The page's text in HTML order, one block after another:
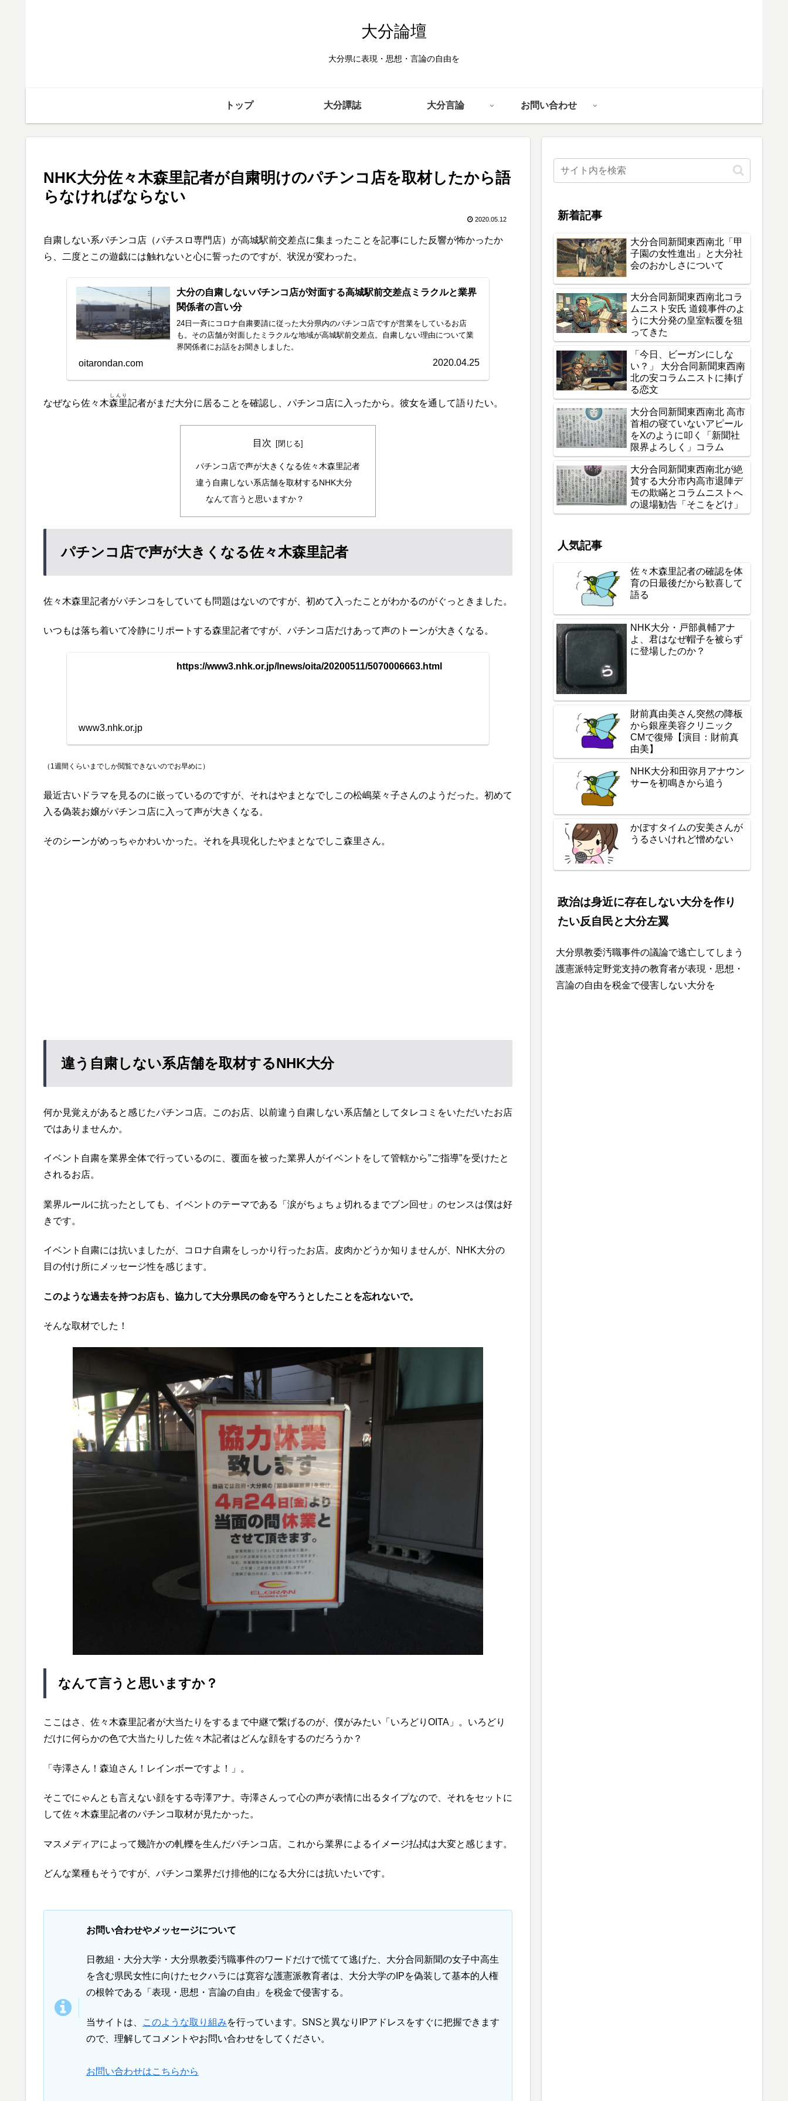
大分論壇
大分県に表現・思想・言論の自由を
トップ 大分譚誌 大分言論 お問い合わせ
NHK大分佐々木森里記者が自粛明けのパチンコ店を取材したから語
らなければならない
2020.05.12
自粛しない系パチンコ店（パチスロ専門店）が高城駅前交差点に集まったことを記事にした反響が怖かったか
ら、二度とこの遊戯には触れないと心に誓ったのですが、状況が変わった。
大分の自粛しないパチンコ店が対面する高城駅前交差点ミラクルと業界
関係者の言い分
24日一斉にコロナ自粛要請に従った大分県内のパチンコ店ですが営業をしているお店
も。その店舗が対面したミラクルな地域が高城駅前交差点。自粛しない理由について業
界関係者にお話をお聞きしました。
oitarondan.com 2020.04.25
なぜなら佐々木森里
しんり
記者がまだ大分に居ることを確認し、パチンコ店に入ったから。彼女を通して語りたい。
目次
パチンコ店で声が大きくなる佐々木森里記者
違う自粛しない系店舗を取材するNHK大分
なんて言うと思いますか？
パチンコ店で声が大きくなる佐々木森里記者
佐々木森里記者がパチンコをしていても問題はないのですが、初めて入ったことがわかるのがぐっときました。
いつもは落ち着いて冷静にリポートする森里記者ですが、パチンコ店だけあって声のトーンが大きくなる。
https://www3.nhk.or.jp/lnews/oita/20200511/5070006663.html
www3.nhk.or.jp
（1週間くらいまでしか閲覧できないのでお早めに）
最近古いドラマを見るのに嵌っているのですが、それはやまとなでしこの松嶋菜々子さんのようだった。初めて
入る偽装お嬢がパチンコ店に入って声が大きくなる。
そのシーンがめっちゃかわいかった。それを具現化したやまとなでしこ森里さん。
違う自粛しない系店舗を取材するNHK大分
何か見覚えがあると感じたパチンコ店。このお店、以前違う自粛しない系店舗としてタレコミをいただいたお店
ではありませんか。
イベント自粛を業界全体で行っているのに、覆面を被った業界人がイベントをして管轄から”ご指導”を受けたと
されるお店。
業界ルールに抗ったとしても、イベントのテーマである「涙がちょちょ切れるまでブン回せ」のセンスは僕は好
きです。
イベント自粛には抗いましたが、コロナ自粛をしっかり行ったお店。皮肉かどうか知りませんが、NHK大分の
目の付け所にメッセージ性を感じます。
このような過去を持つお店も、協力して大分県民の命を守ろうとしたことを忘れないで。
そんな取材でした！
なんて言うと思いますか？
ここはさ、佐々木森里記者が大当たりをするまで中継で繋げるのが、僕がみたい「いろどりOITA」。いろどり
だけに何らかの色で大当たりした佐々木記者はどんな顔をするのだろうか？
「寺澤さん！森迫さん！レインボーですよ！」。
そこでにゃんとも言えない顔をする寺澤アナ。寺澤さんって心の声が表情に出るタイプなので、それをセットに
して佐々木森里記者のパチンコ取材が見たかった。
マスメディアによって幾許かの軋轢を生んだパチンコ店。これから業界によるイメージ払拭は大変と感じます。
どんな業種もそうですが、パチンコ業界だけ排他的になる大分には抗いたいです。
お問い合わせやメッセージについて
日教組・大分大学・大分県教委汚職事件のワードだけで慌てて逃げた、大分合同新聞の女子中高生
を含む県民女性に向けたセクハラには寛容な護憲派教育者は、大分大学のIPを偽装して基本的人権
の根幹である「表現・思想・言論の自由」を税金で侵害する。
当サイトは、 このような取り組みを行っています。SNSと異なりIPアドレスをすぐに把握できます
ので、理解してコメントやお問い合わせをしてください。
お問い合わせはこちらから
新着記事
大分合同新聞東西南北「甲
子園の女性進出」と大分社
会のおかしさについて
大分合同新聞東西南北コラ
ムニスト安氏 道鏡事件のよ
うに大分発の皇室転覆を狙
ってきた
「今日、ビーガンにしな
い？」 大分合同新聞東西南
北の安コラムニストに捧げ
る恋文
大分合同新聞東西南北 高市
首相の寝ていないアピール
をXのように叩く「新聞社
限界よろしく」コラム
大分合同新聞東西南北が絶
賛する大分市内高市退陣デ
モの欺瞞とコラムニストへ
の退場勧告「そこをどけ」
人気記事
佐々木森里記者の確認を体
育の日最後だから歓喜して
語る
NHK大分・戸部眞輔アナ
よ、君はなぜ帽子を被らず
に登場したのか？
財前真由美さん突然の降板
から銀座美容クリニック
CMで復帰【演目：財前真
由美】
NHK大分和田弥月アナウン
サーを初鳴きから追う
かぼすタイムの安美さんが
うるさいけれど憎めない
政治は身近に存在しない大分を作り
たい反自民と大分左翼
大分県教委汚職事件の議論で逃亡してしまう
護憲派特定野党支持の教育者が表現・思想・
言論の自由を税金で侵害しない大分を